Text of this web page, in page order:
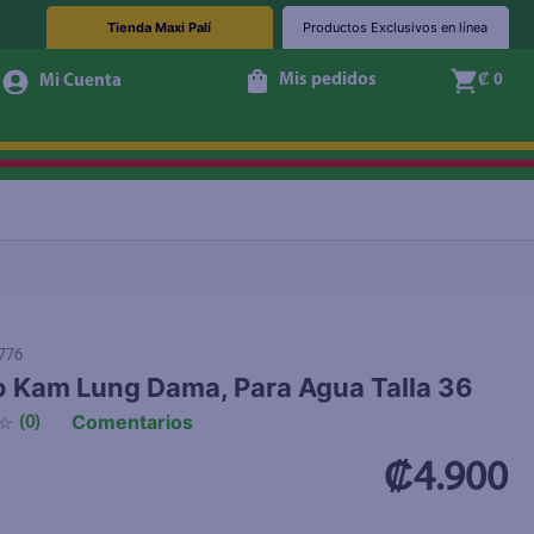
Tienda Maxi Palí Productos Exclusivos en línea
Mis pedidos ₡ 0
Kam Lung Dama, Para Agua Talla 36
☆ (0) Comentarios
₡4.900